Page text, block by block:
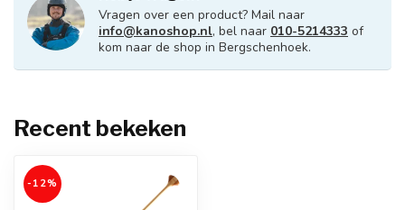
Vragen over een product? Mail naar
info@kanoshop.nl, bel naar 010-5214333 of
kom naar de shop in Bergschenhoek.
Recent bekeken
-12%